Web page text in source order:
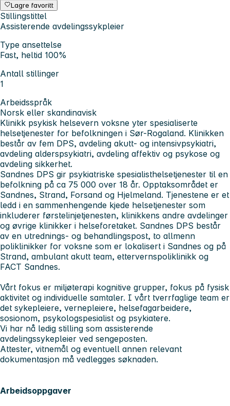
Lagre favoritt
Stillingstittel
Assisterende avdelingssykpleier
Type ansettelse
Fast, heltid 100%
Antall stillinger
1
Arbeidsspråk
Norsk eller skandinavisk
Klinikk psykisk helsevern voksne yter spesialiserte
helsetjenester for befolkningen i Sør-Rogaland. Klinikken
består av fem DPS, avdeling akutt- og intensivpsykiatri,
avdeling alderspsykiatri, avdeling affektiv og psykose og
avdeling sikkerhet.
Sandnes DPS gir psykiatriske spesialisthelsetjenester til en
befolkning på ca 75 000 over 18 år. Opptaksområdet er
Sandnes, Strand, Forsand og Hjelmeland. Tjenestene er et
ledd i en sammenhengende kjede helsetjenester som
inkluderer førstelinjetjenesten, klinikkens andre avdelinger
og øvrige klinikker i helseforetaket. Sandnes DPS består
av en utrednings- og behandlingspost, to allmenn
poliklinikker for voksne som er lokalisert i Sandnes og på
Strand, ambulant akutt team, ettervernspoliklinikk og
FACT Sandnes.
Vårt fokus er miljøterapi kognitive grupper, fokus på fysisk
aktivitet og individuelle samtaler. I vårt tverrfaglige team er
det sykepleiere, vernepleiere, helsefagarbeidere,
sosionom, psykologspesialist og psykiatere.
Vi har nå ledig stilling som assisterende
avdelingssykepleier ved sengeposten.
Attester, vitnemål og eventuell annen relevant
dokumentasjon må vedlegges søknaden.
Arbeidsoppgaver